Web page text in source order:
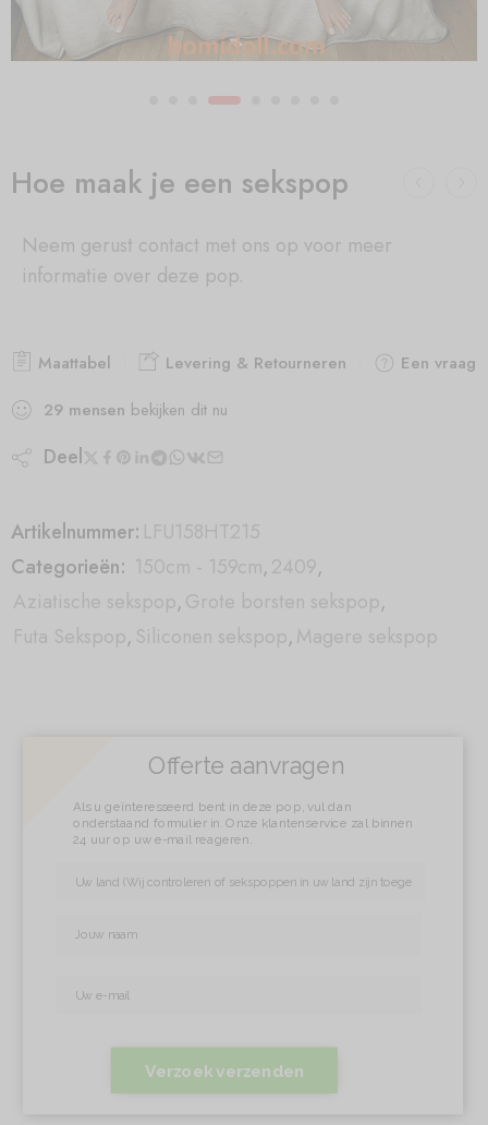
Hoe maak je een sekspop
Neem gerust contact met ons op voor meer
informatie over deze pop.
Maattabel Levering & Retourneren
Een vraag
29 mensen bekijken dit nu
Deel
Artikelnummer: LFU158HT215
Categorieën: 150cm - 159cm,2409,
Aziatische sekspop,Grote borsten sekspop,
Futa Sekspop, Siliconen sekspop,Magere sekspop
Offerte aanvragen
Als u geïnteresseerd bent in deze pop, vul dan
onderstaand formulier in. Onze klantenservice zal binnen
24 uur op uw e-mail reageren.
Verzoek verzenden